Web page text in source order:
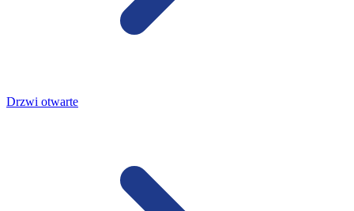
Drzwi otwarte